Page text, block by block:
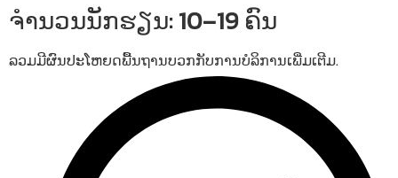
ຈຳນວນນັກຮຽນ: 10–19 ຄົນ
ລວມມີຜົນປະໂຫຍດພື້ນຖານບວກກັບການບໍລິການເພີ່ມເຕີມ.